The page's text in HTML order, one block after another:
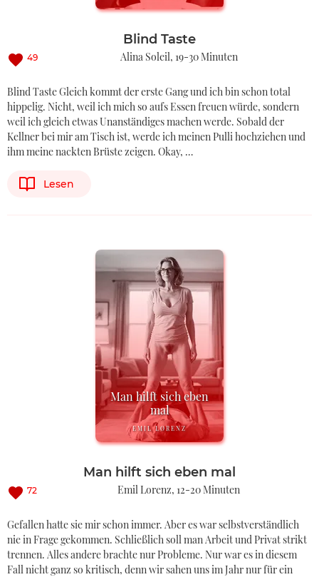
Blind Taste
49 Alina Soleil 19-30 Minuten
Blind Taste Gleich kommt der erste Gang und ich bin schon total
hippelig. Nicht, weil ich mich so aufs Essen freuen würde, sondern
weil ich gleich etwas Unanständiges machen werde. Sobald der
Kellner bei mir am Tisch ist, werde ich meinen Pulli hochziehen und
ihm meine nackten Brüste zeigen. Okay, …
Lesen
Man hilft sich eben
mal
EMIL LORENZ
Man hilft sich eben mal
72 Emil Lorenz 12-20 Minuten
Gefallen hatte sie mir schon immer. Aber es war selbstverständlich
nie in Frage gekommen. Schließlich soll man Arbeit und Privat strikt
trennen. Alles andere brachte nur Probleme. Nur war es in diesem
Fall nicht ganz so kritisch, denn wir sahen uns im Jahr nur für ein